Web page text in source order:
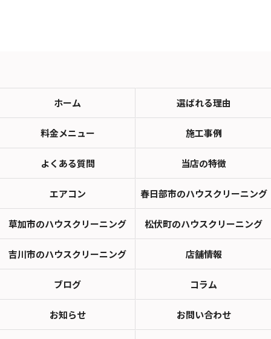
ホーム 選ばれる理由
料金メニュー 施工事例
よくある質問 当店の特徴
エアコン 春日部市のハウスクリーニング
草加市のハウスクリーニング 松伏町のハウスクリーニング
吉川市のハウスクリーニング 店舗情報
ブログ コラム
お知らせ お問い合わせ